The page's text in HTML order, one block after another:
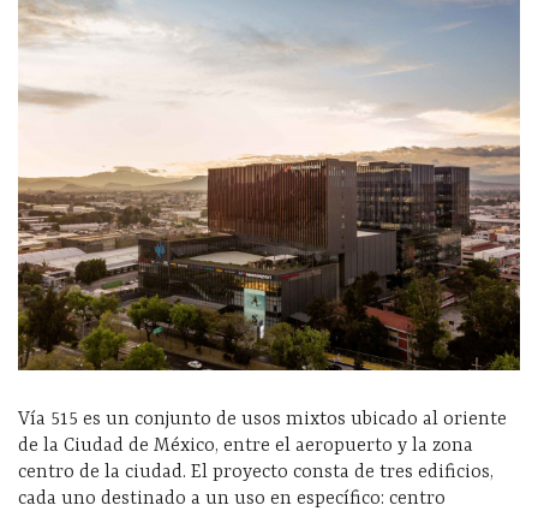
Vía 515 es un conjunto de usos mixtos ubicado al oriente
de la Ciudad de México, entre el aeropuerto y la zona
centro de la ciudad. El proyecto consta de tres edificios,
cada uno destinado a un uso en específico: centro